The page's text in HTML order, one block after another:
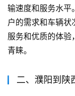
输速度和服务水平
户的需求和车辆状
服务和优质的体验
青睐。
二、濮阳到陕